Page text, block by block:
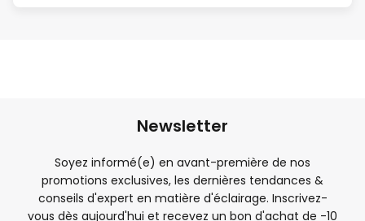
Newsletter
Soyez informé(e) en avant-première de nos
promotions exclusives, les dernières tendances &
conseils d'expert en matière d'éclairage. Inscrivez-
vous dès aujourd'hui et recevez un bon d'achat de -10